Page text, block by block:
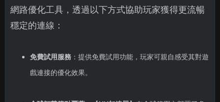
網路優化工具，透過以下方式協助玩家獲得更流暢
穩定的連線：
免費試用服務：提供免費試用功能，玩家可親自感受其對遊
戲連接的優化效果。